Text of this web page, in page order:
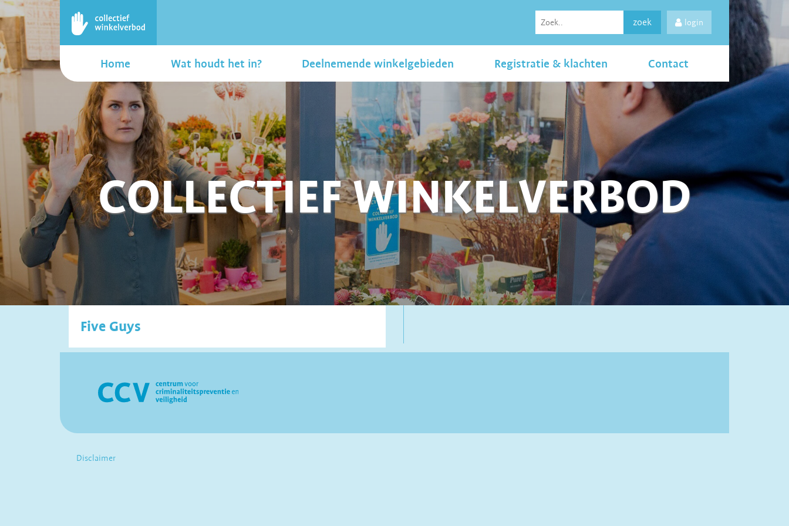
zoek login
Home Wat houdt het in? Deelnemende winkelgebieden Registratie & klachten Contact
COLLECTIEF WINKELVERBOD
Five Guys
Disclaimer